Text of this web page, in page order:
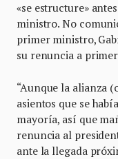
«se estructure»
ministro. No
primer ministro,
su renuncia a
“Aunque la alianza
asientos que se
mayoría, así que
renuncia al
ante la llegada